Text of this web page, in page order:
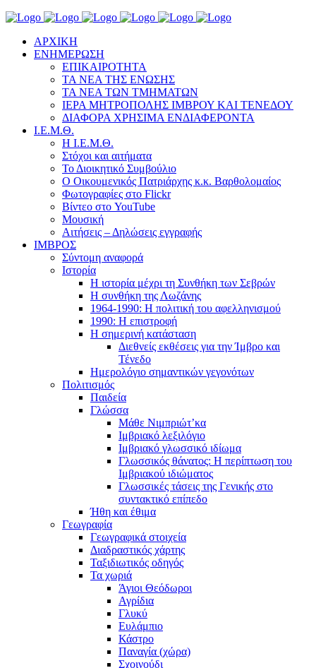
ΑΡΧΙΚΗ
ΕΝΗΜΕΡΩΣΗ
ΕΠΙΚΑΙΡΟΤΗΤΑ
ΤΑ ΝΕΑ ΤΗΣ ΕΝΩΣΗΣ
ΤΑ ΝΕΑ ΤΩΝ ΤΜΗΜΑΤΩΝ
ΙΕΡΑ ΜΗΤΡΟΠΟΛΗΣ ΙΜΒΡΟΥ ΚΑΙ ΤΕΝΕΔΟΥ
ΔΙΑΦΟΡΑ ΧΡΗΣΙΜΑ ΕΝΔΙΑΦΕΡΟΝΤΑ
Ι.Ε.Μ.Θ.
Η Ι.Ε.Μ.Θ.
Στόχοι και αιτήματα
Το Διοικητικό Συμβούλιο
Ο Οικουμενικός Πατριάρχης κ.κ. Βαρθολομαίος
Φωτογραφίες στο Flickr
Βίντεο στο YouTube
Μουσική
Αιτήσεις – Δηλώσεις εγγραφής
ΙΜΒΡΟΣ
Σύντομη αναφορά
Ιστορία
Η ιστορία μέχρι τη Συνθήκη των Σεβρών
Η συνθήκη της Λωζάνης
1964-1990: Η πολιτική του αφελληνισμού
1990: Η επιστροφή
Η σημερινή κατάσταση
Διεθνείς εκθέσεις για την Ίμβρο και
Τένεδο
Ημερολόγιο σημαντικών γεγονότων
Πολιτισμός
Παιδεία
Γλώσσα
Μάθε Νιμπριώτ’κα
Ιμβριακό λεξιλόγιο
Ιμβριακό γλωσσικό ιδίωμα
Γλωσσικός θάνατος: Η περίπτωση του
Ιμβριακού ιδιώματος
Γλωσσικές τάσεις της Γενικής στο
συντακτικό επίπεδο
Ήθη και έθιμα
Γεωγραφία
Γεωγραφικά στοιχεία
Διαδραστικός χάρτης
Ταξιδιωτικός οδηγός
Τα χωριά
Άγιοι Θεόδωροι
Αγρίδια
Γλυκύ
Ευλάμπιο
Κάστρο
Παναγία (χώρα)
Σχοινούδι